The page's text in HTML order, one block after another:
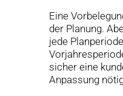
Eine
der Planung.
jede
sicher eine
Anpassung